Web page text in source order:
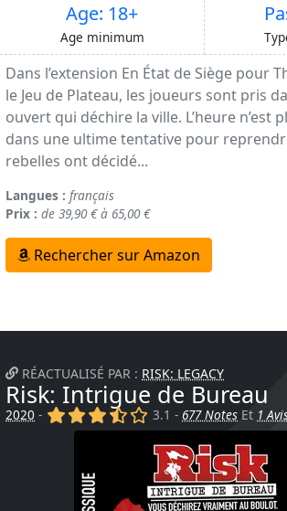
Age: 18+
Age minimum
Dans l’extension En État de Siège pour
le Jeu de Plateau, les joueurs sont pris
ouvert qui déchire la ville. L’heure n’est
dans une ultime tentative pour
rebelles ont décidé...
Langues : français
Prix : de 39,90 € à 65,00 €
Rechercher sur Amazon
RÉACTUALISÉ PAR : RISK: LEGACY
Risk: Intrigue de Bureau
2020 - (x) (x) (x) (,) ()
3.1 - 677 Notes Et 1